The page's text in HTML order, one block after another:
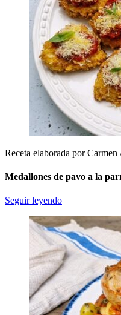
Receta elaborada por
Medallones de pavo a la
Seguir leyendo